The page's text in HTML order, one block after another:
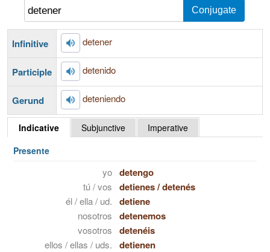
Infinitive detener
Participle detenido
Gerund deteniendo
Indicative Subjunctive
Imperative
Presente
yo detengo
tú / vos detienes/detenés
él / ella / ud. detiene
nosotros detenemos
vosotros detenéis
ellos / ellas / uds. detienen